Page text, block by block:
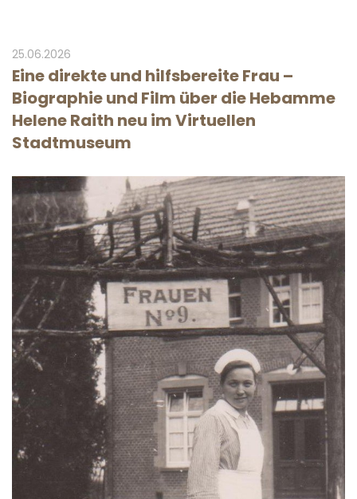
25.06.2026
Eine direkte und hilfsbereite Frau –
Biographie und Film über die Hebamme
Helene Raith neu im Virtuellen
Stadtmuseum